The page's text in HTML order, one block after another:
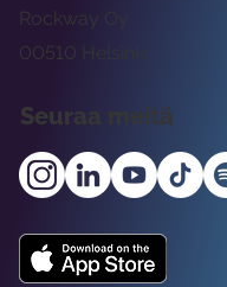
Rockway Oy
00510 Helsinki
Seuraa meitä